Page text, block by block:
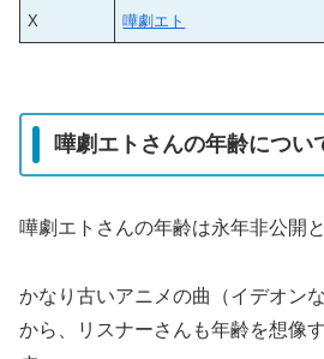
X 嘩劇エト
嘩劇エトさんの年齢につい
嘩劇エトさんの年齢は永年非公開
かなり古いアニメの曲（イデオン
から、リスナーさんも年齢を想像